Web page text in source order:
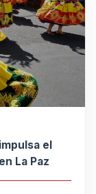
el
La Paz